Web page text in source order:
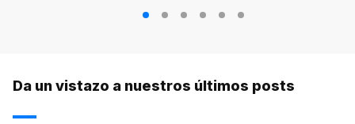
3 4 5 6
Da un vistazo a nuestros últimos posts